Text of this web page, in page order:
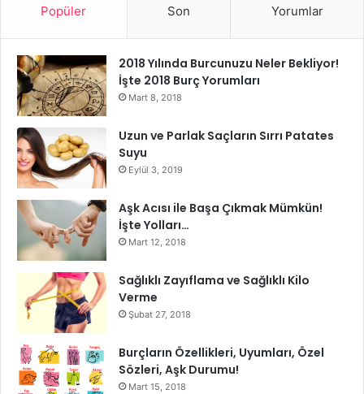
tohumu yağının toplam kolesterol ve “kötü” LDL kolesterol
Kişniş yağı da kalp krizi ve felç için önemli bir risk faktörü
olan hipertansiyon veya yüksek kan basıncını tedavi ettiği
gösterilmiştir.
Popüler Son Yorumlar
2018 Yılında Burcunuzu Neler Bekliyor!
İşte 2018 Burç Yorumları
Mart 8, 2018
Uzun ve Parlak Saçların Sırrı Patates
Suyu
Eylül 3, 2019
Aşk Acısı ile Başa Çıkmak Mümkün!
İşte Yolları…
Mart 12, 2018
Sağlıklı Zayıflama ve Sağlıklı Kilo
Verme
Şubat 27, 2018
Burçların Özellikleri, Uyumları, Özel
Sözleri, Aşk Durumu!
Mart 15, 2018